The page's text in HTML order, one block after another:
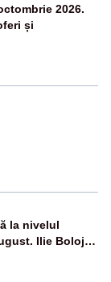
2026.
și
la nivelul
Ilie Bolojan
restricții –